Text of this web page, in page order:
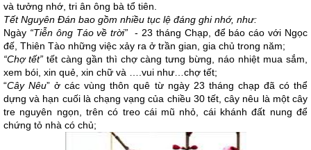
và tưởng nhớ, tri ân ông bà tổ tiên.
Tết Nguyên Đán bao gồm nhiều tục lệ đáng ghi nhớ, như:
Ngày “Tiễn ông Táo về trời” - 23 tháng Chạp, để báo cáo với Ngọc
đế, Thiên Tào những việc xảy ra ở trần gian, gia chủ trong năm;
“Chợ tết”tết càng gần thì chợ càng tưng bừng, náo nhiệt mua sắm,
xem bói, xin quẻ, xin chữ và ….vui như…chợ tết;
“Cây Nêu” ở các vùng thôn quê từ ngày 23 tháng chạp đã có thể
dựng và hạn cuối là chạng vạng của chiều 30 tết, cây nêu là một cây
tre nguyên ngọn, trên có treo cái mũ nhỏ, cái khánh đất nung để
chứng tỏ nhà có chủ;